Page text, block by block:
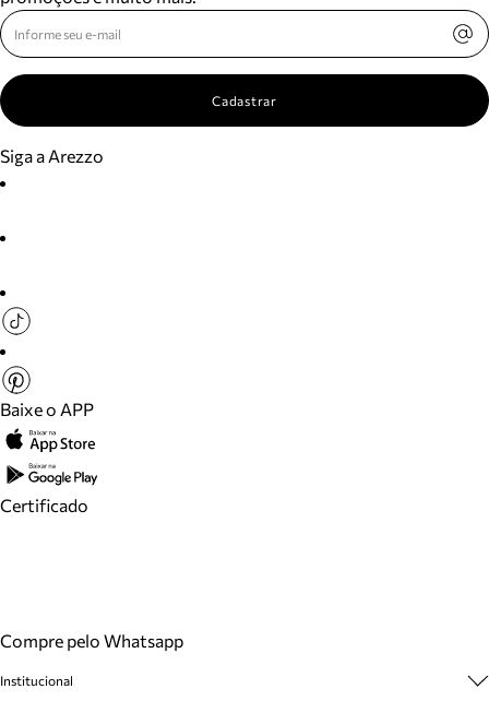
Cadastrar
Siga a Arezzo
Baixe o APP
Certificado
Compre pelo Whatsapp
Institucional